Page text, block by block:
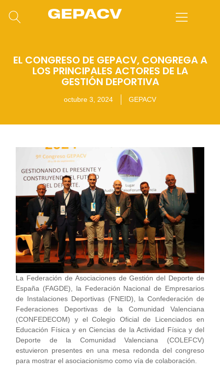
EL CONGRESO DE GEPACV, CONGREGA A
LOS PRINCIPALES ACTORES DE LA
GESTIÓN DEPORTIVA
octubre 3, 2024 GEPACV
La Federación de Asociaciones de Gestión del Deporte de
España (FAGDE), la Federación Nacional de Empresarios
de Instalaciones Deportivas (FNEID), la Confederación de
Federaciones Deportivas de la Comunidad Valenciana
(CONFEDECOM) y el Colegio Oficial de Licenciados en
Educación Física y en Ciencias de la Actividad Física y del
Deporte de la Comunidad Valenciana (COLEFCV)
estuvieron presentes en una mesa redonda del congreso
para mostrar el asociacionismo como vía de colaboración.